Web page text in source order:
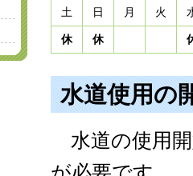
土 日 月 火
休 休
水道使用の
水道の使用開